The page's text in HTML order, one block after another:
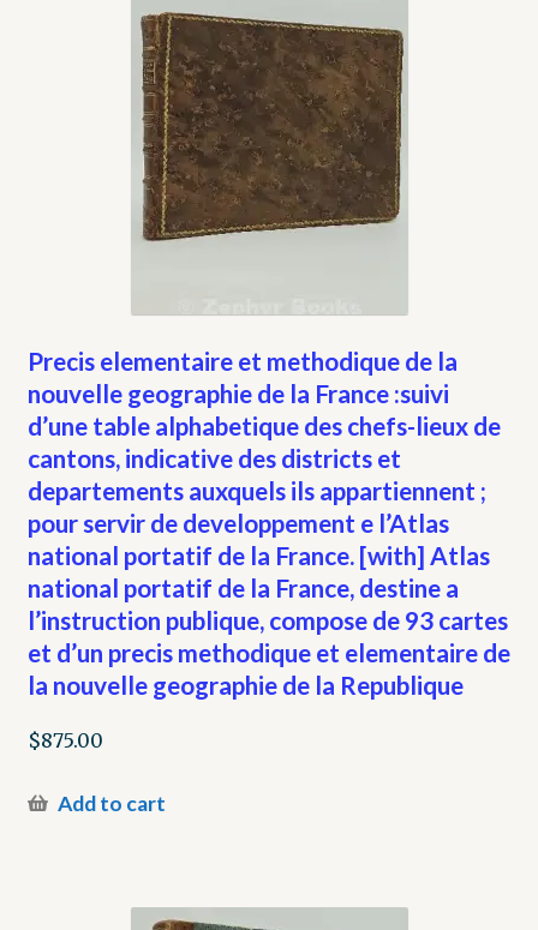
Precis elementaire et methodique de la
nouvelle geographie de la France :suivi
d’une table alphabetique des chefs-lieux de
cantons, indicative des districts et
departements auxquels ils appartiennent ;
pour servir de developpement e l’Atlas
national portatif de la France. [with] Atlas
national portatif de la France, destine a
l’instruction publique, compose de 93 cartes
et d’un precis methodique et elementaire de
la nouvelle geographie de la Republique
$875.00
Add to cart